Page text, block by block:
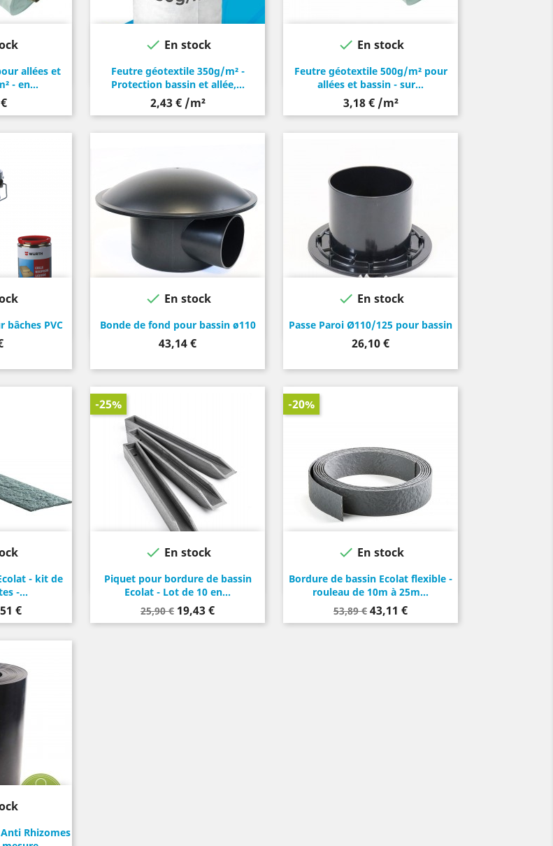
allées et
- en...
Feutre géotextile 350g/m² -
Protection bassin et allée,...
2,43 € /m²
 En stock
Feutre géotextile 500g/m² pour
allées et bassin - sur...
3,18 € /m²
 En stock
bâches PVC Bonde de fond pour bassin ø110
Prix
43,14 €
 En stock
Passe Paroi Ø110/125 pour bassin
Prix
26,10 €
 En stock
- kit de
-...
€
Piquet pour bordure de bassin
Ecolat - Lot de 10 en...
Prix
de
25,90 € Prix
19,43 €
-25%
 En stock
Gris
Bordure de bassin Ecolat flexible -
rouleau de 10m à 25m...
Prix
de
53,89 € Prix
43,11 €
-20%
 En stock
Gris
Noir
Rhizomes